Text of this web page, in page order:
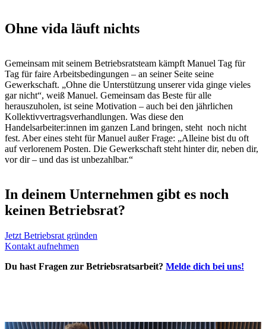
Ohne vida läuft nichts
Gemeinsam mit seinem Betriebsratsteam kämpft Manuel Tag für
Tag für faire Arbeitsbedingungen – an seiner Seite seine
Gewerkschaft. „Ohne die Unterstützung unserer vida ginge vieles
gar nicht“, weiß Manuel. Gemeinsam das Beste für alle
herauszuholen, ist seine Motivation – auch bei den jährlichen
Kollektivvertragsverhandlungen. Was diese den
Handelsarbeiter:innen im ganzen Land bringen, steht noch nicht
fest. Aber eines steht für Manuel außer Frage: „Alleine bist du oft
auf verlorenem Posten. Die Gewerkschaft steht hinter dir, neben dir,
vor dir – und das ist unbezahlbar.“
In deinem Unternehmen gibt es noch
keinen Betriebsrat?
Jetzt Betriebsrat gründen
Kontakt aufnehmen
Du hast Fragen zur Betriebsratsarbeit? Melde dich bei uns!